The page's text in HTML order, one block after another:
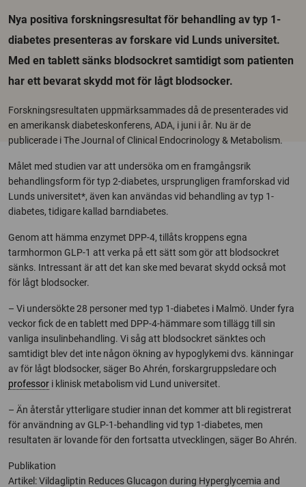
Nya positiva forskningsresultat för behandling av typ 1-
diabetes presenteras av forskare vid Lunds universitet.
Med en tablett sänks blodsockret samtidigt som patienten
har ett bevarat skydd mot för lågt blodsocker.
Forskningsresultaten uppmärksammades då de presenterades vid
en amerikansk diabeteskonferens, ADA, i juni i år. Nu är de
publicerade i The Journal of Clinical Endocrinology & Metabolism.
Målet med studien var att undersöka om en framgångsrik
behandlingsform för typ 2-diabetes, ursprungligen framforskad vid
Lunds universitet*, även kan användas vid behandling av typ 1-
diabetes, tidigare kallad barndiabetes.
Genom att hämma enzymet DPP-4, tillåts kroppens egna
tarmhormon GLP-1 att verka på ett sätt som gör att blodsockret
sänks. Intressant är att det kan ske med bevarat skydd också mot
för lågt blodsocker.
– Vi undersökte 28 personer med typ 1-diabetes i Malmö. Under fyra
veckor fick de en tablett med DPP-4-hämmare som tillägg till sin
vanliga insulinbehandling. Vi såg att blodsockret sänktes och
samtidigt blev det inte någon ökning av hypoglykemi dvs. känningar
av för lågt blodsocker, säger Bo Ahrén, forskargruppsledare och
professor i klinisk metabolism vid Lund universitet.
– Än återstår ytterligare studier innan det kommer att bli registrerat
för användning av GLP-1-behandling vid typ 1-diabetes, men
resultaten är lovande för den fortsatta utvecklingen, säger Bo Ahrén.
Publikation
Artikel : Vildagliptin Reduces Glucagon during Hyperglycemia and